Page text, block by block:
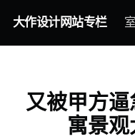
大作设计网站专栏
又被甲方
寓景观